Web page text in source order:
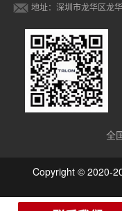
地址：深圳市龙华区龙
全
Copyright © 2020-